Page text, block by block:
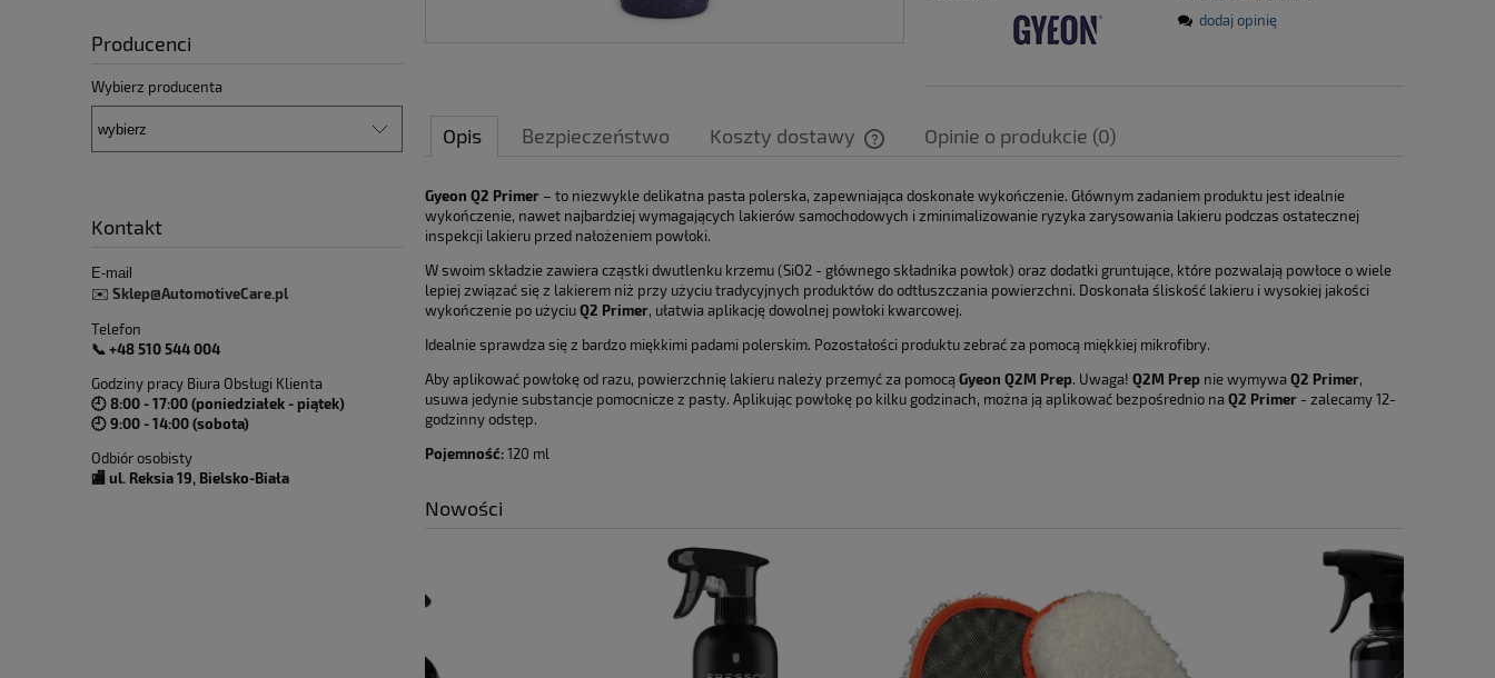
Producenci
Wybierz producenta
Kontakt
E-mail
✉️ Sklep@AutomotiveCare.pl
Telefon
📞 +48 510 544 004
Godziny pracy Biura Obsługi Klienta
🕘 8:00 - 17:00 (poniedziałek - piątek)
🕘 9:00 - 14:00 (sobota)
Odbiór osobisty
🏬 ul. Reksia 19, Bielsko-Biała
dodaj opinię
Opis Bezpieczeństwo Koszty dostawy
Cena nie zawiera ewentualnych kosztów
płatności
Opinie o produkcie (0)
Gyeon Q2 Primer – to niezwykle delikatna pasta polerska, zapewniająca doskonałe wykończenie. Głównym zadaniem produktu jest idealnie
wykończenie, nawet najbardziej wymagających lakierów samochodowych i zminimalizowanie ryzyka zarysowania lakieru podczas ostatecznej
inspekcji lakieru przed nałożeniem powłoki.
W swoim składzie zawiera cząstki dwutlenku krzemu (SiO2 - głównego składnika powłok) oraz dodatki gruntujące, które pozwalają powłoce o wiele
lepiej związać się z lakierem niż przy użyciu tradycyjnych produktów do odtłuszczania powierzchni. Doskonała śliskość lakieru i wysokiej jakości
wykończenie po użyciu Q2 Primer, ułatwia aplikację dowolnej powłoki kwarcowej.
Idealnie sprawdza się z bardzo miękkimi padami polerskim. Pozostałości produktu zebrać za pomocą miękkiej mikrofibry.
Aby aplikować powłokę od razu, powierzchnię lakieru należy przemyć za pomocą Gyeon Q2M Prep. Uwaga! Q2M Prep nie wymywa Q2 Primer,
usuwa jedynie substancje pomocnicze z pasty. Aplikując powłokę po kilku godzinach, można ją aplikować bezpośrednio na Q2 Primer - zalecamy 12-
godzinny odstęp.
Pojemność: 120 ml
Nowości